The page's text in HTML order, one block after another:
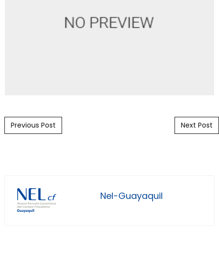
Post navigation
Previous Post Next Post
Nel-Guayaquil